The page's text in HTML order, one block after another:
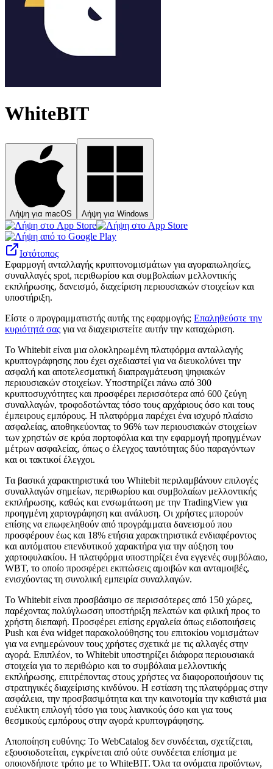
WhiteBIT
Λήψη για macOS Λήψη για Windows
Ιστότοπος
Εφαρμογή ανταλλαγής κρυπτονομισμάτων για αγοραπωλησίες,
συναλλαγές spot, περιθωρίου και συμβολαίων μελλοντικής
εκπλήρωσης, δανεισμό, διαχείριση περιουσιακών στοιχείων και
υποστήριξη.
Είστε ο προγραμματιστής αυτής της εφαρμογής; Επαληθεύστε την
κυριότητά σας για να διαχειριστείτε αυτήν την καταχώριση.
Το Whitebit είναι μια ολοκληρωμένη πλατφόρμα ανταλλαγής
κρυπτογράφησης που έχει σχεδιαστεί για να διευκολύνει την
ασφαλή και αποτελεσματική διαπραγμάτευση ψηφιακών
περιουσιακών στοιχείων. Υποστηρίζει πάνω από 300
κρυπτοσυχνότητες και προσφέρει περισσότερα από 600 ζεύγη
συναλλαγών, τροφοδοτώντας τόσο τους αρχάριους όσο και τους
έμπειρους εμπόρους. Η πλατφόρμα παρέχει ένα ισχυρό πλαίσιο
ασφαλείας, αποθηκεύοντας το 96% των περιουσιακών στοιχείων
των χρηστών σε κρύα πορτοφόλια και την εφαρμογή προηγμένων
μέτρων ασφαλείας, όπως ο έλεγχος ταυτότητας δύο παραγόντων
και οι τακτικοί έλεγχοι.
Τα βασικά χαρακτηριστικά του Whitebit περιλαμβάνουν επιλογές
συναλλαγών σημείων, περιθωρίου και συμβολαίων μελλοντικής
εκπλήρωσης, καθώς και ενσωμάτωση με την TradingView για
προηγμένη χαρτογράφηση και ανάλυση. Οι χρήστες μπορούν
επίσης να επωφεληθούν από προγράμματα δανεισμού που
προσφέρουν έως και 18% ετήσια χαρακτηριστικά ενδιαφέροντος
και αυτόματου επενδυτικού χαρακτήρα για την αύξηση του
χαρτοφυλακίου. Η πλατφόρμα υποστηρίζει ένα εγγενές συμβόλαιο,
WBT, το οποίο προσφέρει εκπτώσεις αμοιβών και ανταμοιβές,
ενισχύοντας τη συνολική εμπειρία συναλλαγών.
Το Whitebit είναι προσβάσιμο σε περισσότερες από 150 χώρες,
παρέχοντας πολύγλωσση υποστήριξη πελατών και φιλική προς το
χρήστη διεπαφή. Προσφέρει επίσης εργαλεία όπως ειδοποιήσεις
Push και ένα widget παρακολούθησης του επιτοκίου νομισμάτων
για να ενημερώνουν τους χρήστες σχετικά με τις αλλαγές στην
αγορά. Επιπλέον, το Whitebit υποστηρίζει διάφορα περιουσιακά
στοιχεία για το περιθώριο και το συμβόλαια μελλοντικής
εκπλήρωσης, επιτρέποντας στους χρήστες να διαφοροποιήσουν τις
στρατηγικές διαχείρισης κινδύνου. Η εστίαση της πλατφόρμας στην
ασφάλεια, την προσβασιμότητα και την καινοτομία την καθιστά μια
ευέλικτη επιλογή τόσο για τους λιανικούς όσο και για τους
θεσμικούς εμπόρους στην αγορά κρυπτογράφησης.
Αποποίηση ευθύνης: Το WebCatalog δεν συνδέεται, σχετίζεται,
εξουσιοδοτείται, εγκρίνεται από ούτε συνδέεται επίσημα με
οποιονδήποτε τρόπο με το WhiteBIT. Όλα τα ονόματα προϊόντων,